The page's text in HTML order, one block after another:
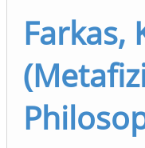
Farkas,